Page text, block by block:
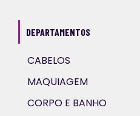
DEPARTAMENTOS
CABELOS
MAQUIAGEM
CORPO E BANHO